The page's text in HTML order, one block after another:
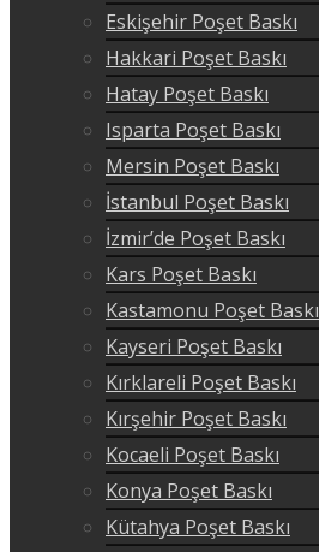
Eskişehir Poşet Baskı
Hakkari Poşet Baskı
Hatay Poşet Baskı
Isparta Poşet Baskı
Mersin Poşet Baskı
İstanbul Poşet Baskı
İzmir’de Poşet Baskı
Kars Poşet Baskı
Kastamonu Poşet Baskı
Kayseri Poşet Baskı
Kırklareli Poşet Baskı
Kırşehir Poşet Baskı
Kocaeli Poşet Baskı
Konya Poşet Baskı
Kütahya Poşet Baskı